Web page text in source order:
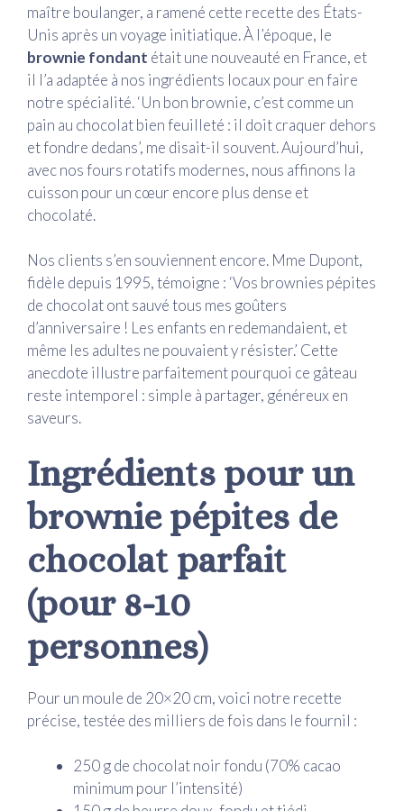
maître boulanger, a ramené cette recette des États-
Unis après un voyage initiatique. À l’époque, le
brownie fondant était une nouveauté en France, et
il l’a adaptée à nos ingrédients locaux pour en faire
notre spécialité. ‘Un bon brownie, c’est comme un
pain au chocolat bien feuilleté : il doit craquer dehors
et fondre dedans’, me disait-il souvent. Aujourd’hui,
avec nos fours rotatifs modernes, nous affinons la
cuisson pour un cœur encore plus dense et
chocolaté.
Nos clients s’en souviennent encore. Mme Dupont,
fidèle depuis 1995, témoigne : ‘Vos brownies pépites
de chocolat ont sauvé tous mes goûters
d’anniversaire ! Les enfants en redemandaient, et
même les adultes ne pouvaient y résister.’ Cette
anecdote illustre parfaitement pourquoi ce gâteau
reste intemporel : simple à partager, généreux en
saveurs.
Ingrédients pour un
brownie pépites de
chocolat parfait
(pour 8-10
personnes)
Pour un moule de 20×20 cm, voici notre recette
précise, testée des milliers de fois dans le fournil :
250 g de chocolat noir fondu (70% cacao
minimum pour l’intensité)